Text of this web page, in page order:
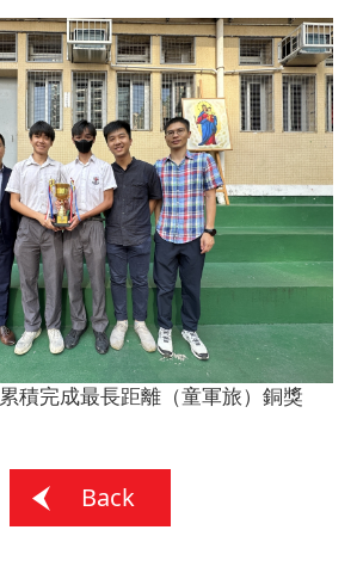
積完成最長距離（童軍旅）銅獎
Back